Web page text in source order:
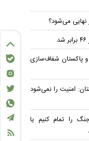
نهایی می‌شود؟
و پاکستان شفاف‌سازی
امنیت را نمی‌شود
را تمام کنیم یا